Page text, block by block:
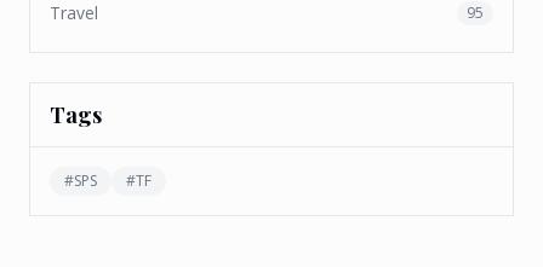
Travel 95
Tags
#SPS #TF